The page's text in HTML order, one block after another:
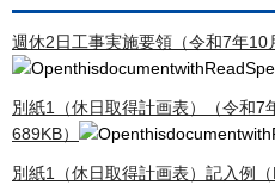
週休2日工事実施要領（令和7年10
別紙1（休日取得計画表）（令和7
689KB）
別紙1（休日取得計画表）記入例（